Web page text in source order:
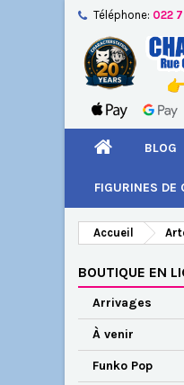
Téléphone: 022
BLOG
FIGURINES DE
Accueil
BOUTIQUE EN
Arrivages
À venir
Funko Pop